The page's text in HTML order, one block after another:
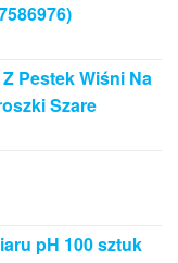
Pestek Wiśni Na
Szare
pH 100 sztuk